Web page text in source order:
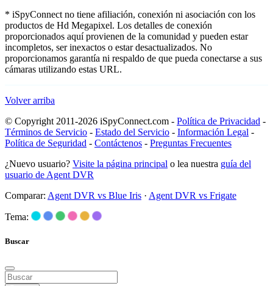
* iSpyConnect no tiene afiliación, conexión ni asociación con los
productos de Hd Megapixel. Los detalles de conexión
proporcionados aquí provienen de la comunidad y pueden estar
incompletos, ser inexactos o estar desactualizados. No
proporcionamos garantía ni respaldo de que pueda conectarse a sus
cámaras utilizando estas URL.
Volver arriba
© Copyright 2011-2026 iSpyConnect.com - Política de Privacidad -
Términos de Servicio - Estado del Servicio - Información Legal -
Política de Seguridad - Contáctenos - Preguntas Frecuentes
¿Nuevo usuario? Visite la página principal o lea nuestra guía del
usuario de Agent DVR
Comparar: Agent DVR vs Blue Iris · Agent DVR vs Frigate
Tema:
Buscar